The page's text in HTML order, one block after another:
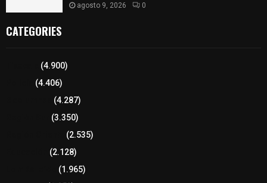
agosto 9, 2026 0
CATEGORIES
(4.900)
(4.406)
(4.287)
(3.350)
(2.535)
(2.128)
(1.965)